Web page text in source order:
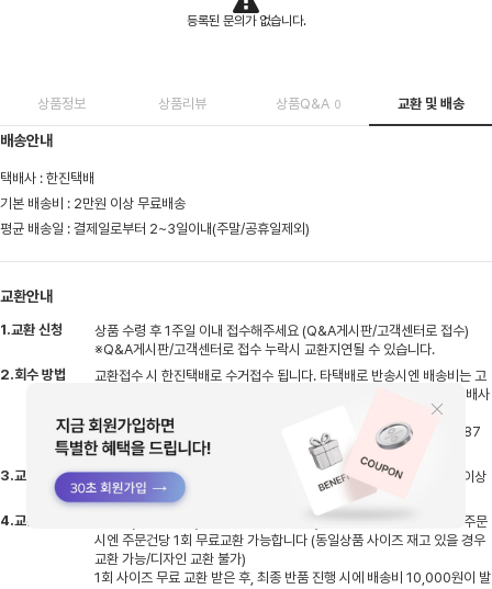
등록된 문의가 없습니다.
상품정보 상품리뷰 상품Q&A 0 교환 및 배송
배송안내
택배사 : 한진택배
기본 배송비 : 2만원 이상 무료배송
평균 배송일 : 결제일로부터 2~3일이내(주말/공휴일제외)
교환안내
1.교환 신청
상품 수령 후 1주일 이내 접수해주세요 (Q&A게시판/고객센터로 접수)
※Q&A게시판/고객센터로 접수 누락시 교환지연될 수 있습니다.
2.회수 방법
교환접수 시 한진택배로 수거접수 됩니다. 타택배로 반송시엔 배송비는 고
객님 부담으로 선불 결제 후 반송해주셔야하며, 반송 후 고객센터로 택배사
※타택배 반송시 반품 주소지 : 경기도 용인시 처인구 원삼면 원양로 487
지상1층 엠글로벌
3.교환 기간
반송하신 상품 입고 후 검수기간 평일기준 2~3일 소요, 검수 후 상품 이상
없을시 교환상품 출고 진행됩니다
4.교환 배송비
비회원(네이버페이)으로 주문시 배송비 5,000원 발생하며 회원으로 주문
시엔 주문건당 1회 무료교환 가능합니다 (동일상품 사이즈 재고 있을 경우
교환 가능/디자인 교환 불가)
1회 사이즈 무료 교환 받은 후, 최종 반품 진행 시에 배송비 10,000원이 발